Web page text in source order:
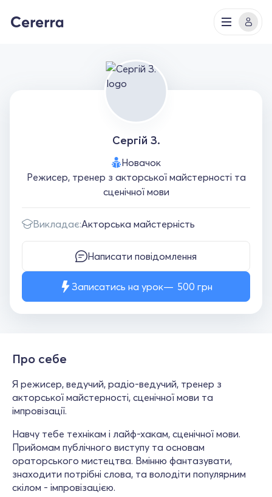
Сергій З.
Новачок
Режисер, тренер з акторської майстерності та
сценічної мови
Викладає:Акторська майстерність
Написати повідомлення
Записатись на урок 500 грн
Про себе
Я режисер, ведучий, радіо-ведучий, тренер з
акторської майстерності, сценічної мови та
імпровізації.
Навчу тебе технікам і лайф-хакам, сценічної мови.
Прийомам публічного виступу та основам
ораторського мистецтва. Вмінню фантазувати,
знаходити потрібні слова, та володіти популярним
скілом - імпровізацією.